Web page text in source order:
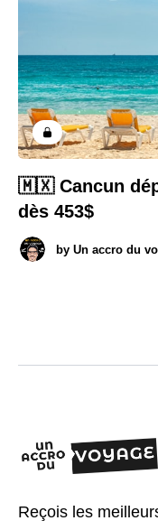
🇲🇽 Cancun
dès 453$
by Un accro du
Reçois les